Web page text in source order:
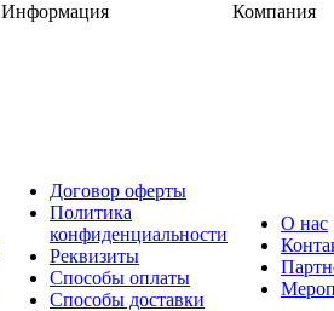
Информация
Компания
Договор оферты
Политика
конфиденциальности
Реквизиты
Способы оплаты
Способы доставки
О нас